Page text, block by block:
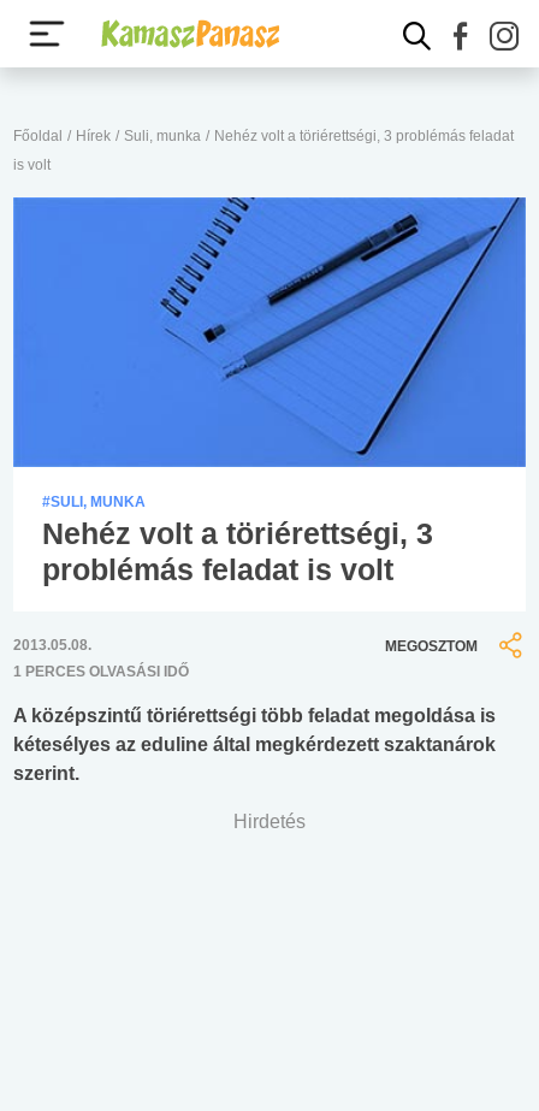
Főoldal / Hírek / Suli, munka / Nehéz volt a töriérettségi, 3 problémás feladat
is volt
#SULI, MUNKA
Nehéz volt a töriérettségi, 3
problémás feladat is volt
2013.05.08.
1 PERCES OLVASÁSI IDŐ
MEGOSZTOM
A középszintű töriérettségi több feladat megoldása is
kétesélyes az eduline által megkérdezett szaktanárok
szerint.
Hirdetés